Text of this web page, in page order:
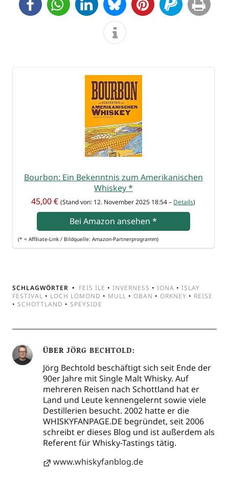
2
Bour­bon: Ein Bekennt­nis zum Ame­ri­ka­ni­schen
Whis­key*
45,00 € (Stand von: 12. Novem­ber 2025 18:54 – Details)
Bei Ama­zon anse­hen*
(* = Affi­lia­te-Link / Bild­quel­le: Amazon-Partnerprogramm)
SCHLAGWÖRTER FEIS ILE • INVERNESS • IONA • ISLAY
FESTIVAL • LOCH LOMOND • MULL • OBAN • ORKNEY • REISE
• SCHOTTLAND • SPEYSIDE
ÜBER JÖRG BECHTOLD
Jörg Bechtold beschäftigt sich seit Ende der
90er Jahre mit Single Malt Whisky. Auf
mehreren Reisen nach Schottland hat er
Land und Leute kennengelernt sowie viele
Destillerien besucht. 2002 hatte er die
WHISKYFANPAGE.DE begründet, seit 2006
schreibt er dieses Blog und ist außerdem als
Referent für Whisky-Tastings tätig.
www.whiskyfanblog.de